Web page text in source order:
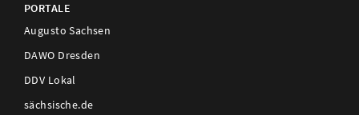
PORTALE
Augusto Sachsen
DAWO Dresden
DDV Lokal
sächsische.de